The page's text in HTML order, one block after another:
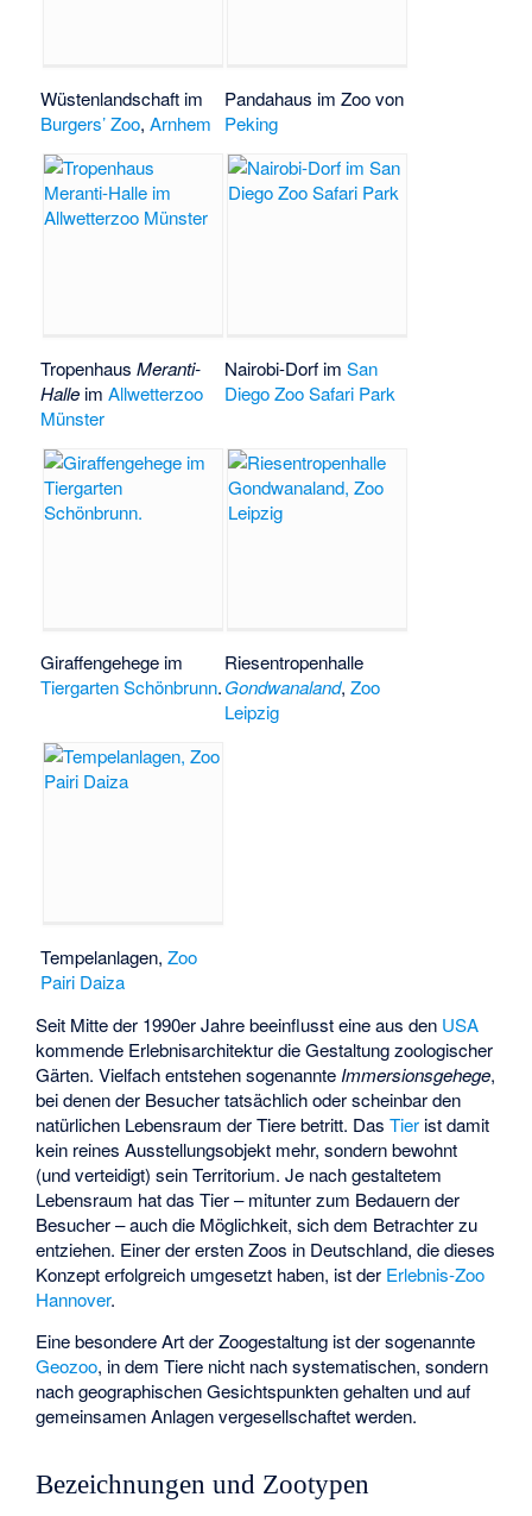
Wüstenlandschaft im
Burgers’ Zoo,Arnhem
Pandahaus im Zoo von
Peking
TropenhausMeranti-
Halle imAllwetterzoo
Münster
Nairobi-Dorf imSan
Diego Zoo Safari Park
Giraffengehege im
Tiergarten Schönbrunn.
Riesentropenhalle
Gondwanaland,Zoo
Leipzig
Tempelanlagen,Zoo
Pairi Daiza
Seit Mitte der 1990er Jahre beeinflusst eine aus den USA
kommende Erlebnisarchitektur die Gestaltung zoologischer
Gärten. Vielfach entstehen sogenannte Immersionsgehege,
bei denen der Besucher tatsächlich oder scheinbar den
natürlichen Lebensraum der Tiere betritt. DasTier ist damit
kein reines Ausstellungsobjekt mehr, sondern bewohnt
(und verteidigt) sein Territorium. Je nach gestaltetem
Lebensraum hat das Tier – mitunter zum Bedauern der
Besucher – auch die Möglichkeit, sich dem Betrachter zu
entziehen. Einer der ersten Zoos in Deutschland, die dieses
Konzept erfolgreich umgesetzt haben, ist der Erlebnis-Zoo
Hannover.
Eine besondere Art der Zoogestaltung ist der sogenannte
Geozoo, in dem Tiere nicht nach systematischen, sondern
nach geographischen Gesichtspunkten gehalten und auf
gemeinsamen Anlagen vergesellschaftet werden.
Bezeichnungen und Zootypen